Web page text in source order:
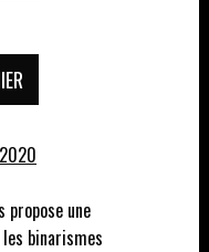
propose une
binarismes